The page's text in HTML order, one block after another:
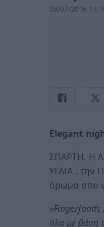
08/07/2016
Elegant
ΣΠΑΡΤΗ. Η
ΥΓΑΙΑ , την
άρωμα απο
«Fingerfoods
όλα με βάση